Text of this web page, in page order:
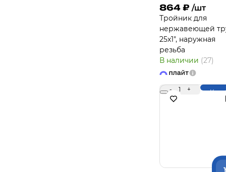
864 ₽ /шт
Тройник для
нержавеющей
25х1", наружная
резьба
В наличии (27)
- 1 +